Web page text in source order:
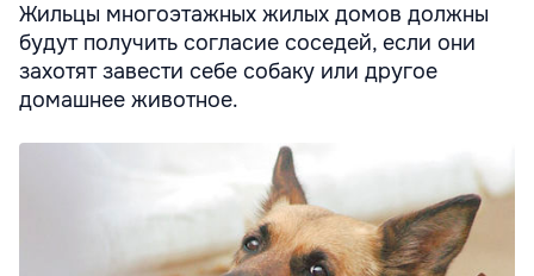
Жильцы многоэтажных жилых домов должны
будут получить согласие соседей, если они
захотят завести себе собаку или другое
домашнее животное.